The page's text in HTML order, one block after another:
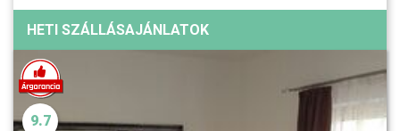
HETI SZÁLLÁSAJÁNLATOK
9.7